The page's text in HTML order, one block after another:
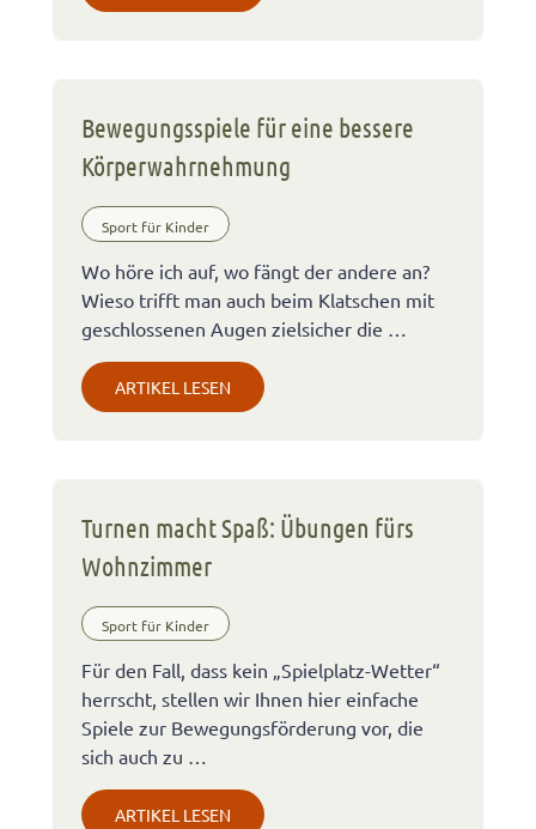
Bewegungsspiele für eine bessere
Körperwahrnehmung
Sport für Kinder
Wo höre ich auf, wo fängt der andere an?
Wieso trifft man auch beim Klatschen mit
geschlossenen Augen zielsicher die …
ARTIKEL LESEN
Turnen macht Spaß: Übungen fürs
Wohnzimmer
Sport für Kinder
Für den Fall, dass kein „Spielplatz-Wetter“
herrscht, stellen wir Ihnen hier einfache
Spiele zur Bewegungsförderung vor, die
sich auch zu …
ARTIKEL LESEN